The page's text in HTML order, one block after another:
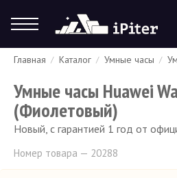
Гарантия Доставка и оплата
Главная Каталог Умные часы
Умные часы Huawei
(Фиолетовый)
Новый, с гарантией 1 год от
Номер товара — 20288